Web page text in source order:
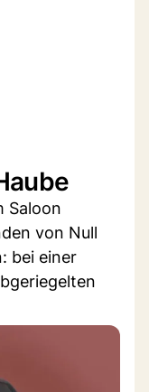
Saloon
von Null
bei einer